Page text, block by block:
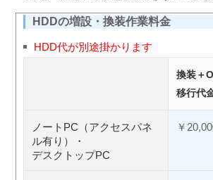
HDDの増設・換装作業料金
HDD代が別途掛かります
換装＋
移行代
ノートPC（アクセスパネ
ル有り）・
デスクトップPC
￥